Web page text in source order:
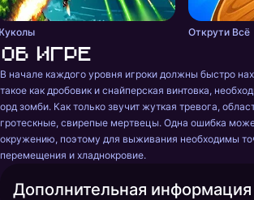
Открути Всё
Об игре
В начале каждого уровня игроки должны быстро
такое как дробовик и снайперская винтовка,
орд зомби. Как только звучит жуткая тревога,
гротескные, свирепые мертвецы. Одна ошибка
окружению, поэтому для выживания необходимы
перемещения и хладнокровие.
Дополнительная информация